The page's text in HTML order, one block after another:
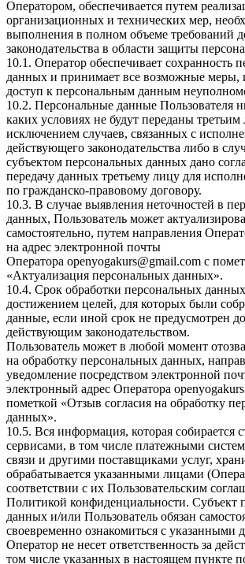
Оператором, обеспечивается путем
организационных и технических мер,
выполнения в полном объеме требований
законодательства в области защиты
10.1. Оператор обеспечивает сохранность
данных и принимает все возможные
доступ к персональным данным
10.2. Персональные данные Пользователя
каких условиях не будут переданы третьим
исключением случаев, связанных с
действующего законодательства либо в
субъектом персональных данных дано
передачу данных третьему лицу для
по гражданско-правовому договору.
10.3. В случае выявления неточностей в
данных, Пользователь может
самостоятельно, путем направления
на адрес электронной почты
Оператора openyogakurs@gmail.com с
«Актуализация персональных данных».
10.4. Срок обработки персональных данных
достижением целей, для которых были
данные, если иной срок не предусмотрен
действующим законодательством.
Пользователь может в любой момент
на обработку персональных данных,
уведомление посредством электронной
электронный адрес Оператора
пометкой «Отзыв согласия на обработку
данных».
10.5. Вся информация, которая собирается
сервисами, в том числе платежными
связи и другими поставщиками услуг,
обрабатывается указанными лицами
соответствии с их Пользовательским
Политикой конфиденциальности. Субъект
данных и/или Пользователь обязан
своевременно ознакомиться с указанными
Оператор не несет ответственность за
том числе указанных в настоящем пункте